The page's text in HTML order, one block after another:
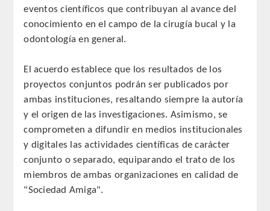
ESTOMATOLOGIA MEDICO-
QUIRURGICA
ODONTOLOGIA CONSERVADORA
ORTOGNATIA
NÚMERO
Alfabético
Número de Medalla
eventos científicos que contribuyan al avance del
conocimiento en el campo de la cirugía bucal y la
odontología en general.
El acuerdo establece que los resultados de los
proyectos conjuntos podrán ser publicados por
ambas instituciones, resaltando siempre la autoría
y el origen de las investigaciones. Asimismo, se
comprometen a difundir en medios institucionales
y digitales las actividades científicas de carácter
conjunto o separado, equiparando el trato de los
miembros de ambas organizaciones en calidad de
"Sociedad Amiga".